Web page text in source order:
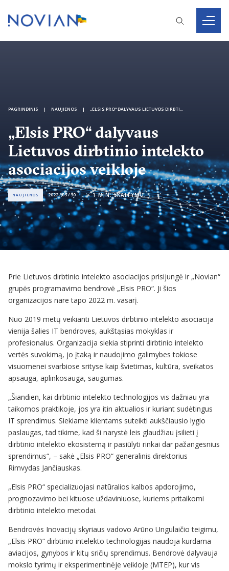
PAGRINDINIS NAUJIENOS „ELSIS PRO“ DALYVAUS LIETUVOS DIRBTINIO INTELEKTO ASOCIACIJOS VEIKLOJE
„Elsis PRO“ dalyvaus
Lietuvos dirbtinio intelekto
asociacijos veikloje
NAUJIENOS 2022 / 03 / 30 < 1 MIN. SKAITYMO
Prie Lietuvos dirbtinio intelekto asociacijos prisijungė ir „Novian“
grupės programavimo bendrovė „Elsis PRO“. Ji šios
organizacijos nare tapo 2022 m. vasarį.
Nuo 2019 metų veikianti Lietuvos dirbtinio intelekto asociacija
vienija šalies IT bendroves, aukštąsias mokyklas ir
profesionalus. Organizacija siekia stiprinti dirbtinio intelekto
vertės suvokimą, jo įtaką ir naudojimo galimybes tokiose
visuomenei svarbiose srityse kaip švietimas, kultūra, sveikatos
apsauga, aplinkosauga, saugumas.
„Šiandien, kai dirbtinio intelekto technologijos vis dažniau yra
taikomos praktikoje, jos yra itin aktualios ir kuriant sudėtingus
IT sprendimus. Siekiame klientams suteikti aukščiausio lygio
paslaugas, tad tikime, kad ši narystė leis glaudžiau įsilieti į
dirbtinio intelekto ekosistemą ir pasiūlyti rinkai dar pažangesnius
sprendimus“, – sakė „Elsis PRO“ generalinis direktorius
Rimvydas Jančiauskas.
„Elsis PRO“ specializuojasi natūralios kalbos apdorojimo,
prognozavimo bei kituose uždaviniuose, kuriems pritaikomi
dirbtinio intelekto metodai.
Bendrovės Inovacijų skyriaus vadovo Arūno Ungulaičio teigimu,
„Elsis PRO“ dirbtinio intelekto technologijas naudoja kurdama
aviacijos, gynybos ir kitų sričių sprendimus. Bendrovė dalyvauja
mokslo tyrimų ir eksperimentinėje veikloje (MTEP), kur vis